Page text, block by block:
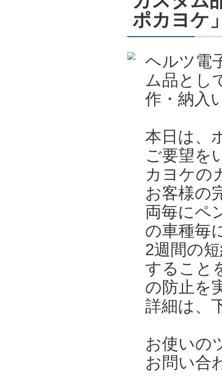
ポカヨケ
ヘルツ電
ム品とし
作・納入
本日は、
ご要望を
カヨケの
お客様の
両毎にペ
の車種毎
2週間の
すること
の防止を
詳細は、
お使いの
お問い合